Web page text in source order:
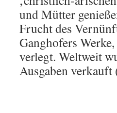
und Mütter
Frucht des
Ganghofers
verlegt. Weltweit
Ausgaben verkauft